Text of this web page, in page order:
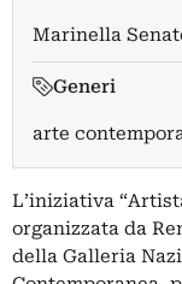
Marinella
Generi
arte
L’iniziativa
organizzata da
della Galleria